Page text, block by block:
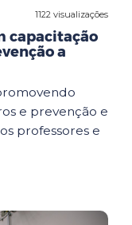
1122 visualizações
capacitação
a
e prevenção e
professores e